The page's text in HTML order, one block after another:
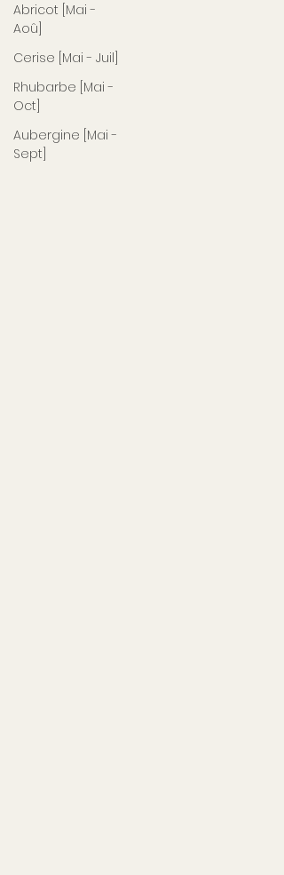
Abricot [Mai -
Aoû]
Cerise [Mai - Juil]
Rhubarbe [Mai -
Oct]
Aubergine [Mai -
Sept]